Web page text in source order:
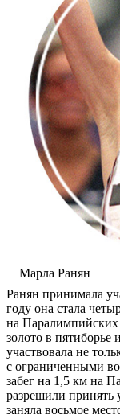
Марла Ранян
Ранян принимала
году она стала
на Паралимпийских
золото в пятиборье
участвовала не
с ограниченными
забег на 1,5 км на
разрешили принять
заняла восьмое